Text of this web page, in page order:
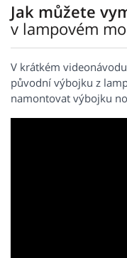
Jak můžete
v lampovém
V krátkém
původní výbojku z
namontovat výbojku